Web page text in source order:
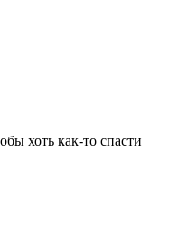
хоть как-то спасти